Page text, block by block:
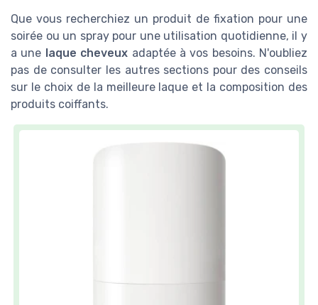
Que vous recherchiez un produit de fixation pour une
soirée ou un spray pour une utilisation quotidienne, il y
a une laque cheveux adaptée à vos besoins. N'oubliez
pas de consulter les autres sections pour des conseils
sur le choix de la meilleure laque et la composition des
produits coiffants.